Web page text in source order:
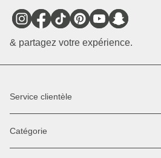
& partagez votre expérience.
Service clientèle
Contactez-nous
Retour & Réclamation
Catégorie